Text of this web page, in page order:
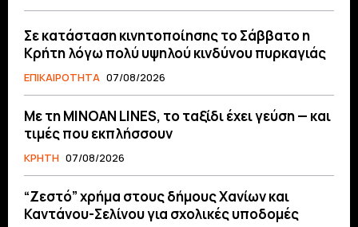
Σε κατάσταση κινητοποίησης το Σάββατο η
Κρήτη λόγω πολύ υψηλού κινδύνου πυρκαγιάς
ΕΠΙΚΑΙΡΟΤΗΤΑ 07/08/2026
Με τη MINOAN LINES, το ταξίδι έχει γεύση — και
τιμές που εκπλήσσουν
ΚΡΗΤΗ 07/08/2026
“Ζεστό” χρήμα στους δήμους Χανίων και
Καντάνου-Σελίνου για σχολικές υποδομές